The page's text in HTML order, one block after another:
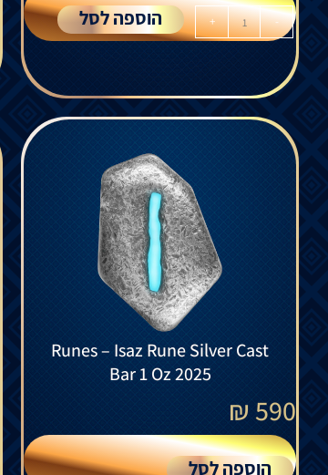
-
+ הוספה לסל
Runes – Isaz Rune Silver Cast
Bar 1 Oz 2025
590
₪
הוספה לסל